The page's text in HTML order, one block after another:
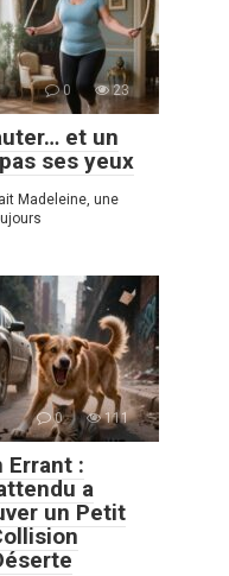
0 23
et un
ses yeux
Madeleine, une
0 111
Errant :
a
un Petit